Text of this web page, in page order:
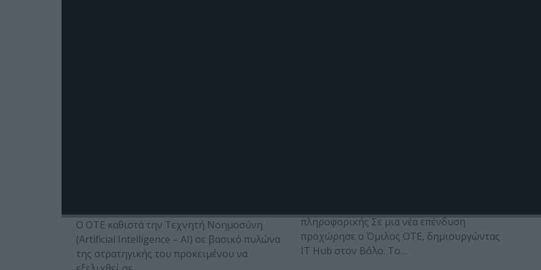
Ο ΟΤΕ καθιστά την Τεχνητή Νοημοσύνη
(Artificial Intelligence – AI) σε βασικό πυλώνα
της στρατηγικής του προκειμένου να
πληροφορικής Σε μια νέα επένδυση
προχώρησε ο Όμιλος ΟΤΕ, δημιουργώντας
IT Hub στον Βόλο. Το…